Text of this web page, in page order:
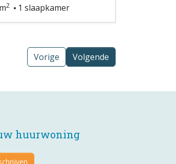
2 1 slaapkamer
Vorige Volgende
huurwoning